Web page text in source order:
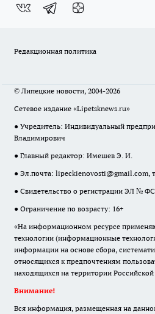
Редакционная политика
© Липецкие новости, 2004-2026
Сетевое издание «Lipetsknews.ru»
● Учредитель: Индивидуальный
Владимирович
● Главный редактор: Имешев Э. И.
● Эл.почта: lipeckienovosti@gmail.com,
● Свидетельство о регистрации ЭЛ № ФС
● Ограничение по возрасту: 16+
«На информационном ресурсе
технологии (информационные
информации на основе сбора,
относящихся к предпочтениям
находящихся на территории
Внимание!
Вся информация, размещенная на